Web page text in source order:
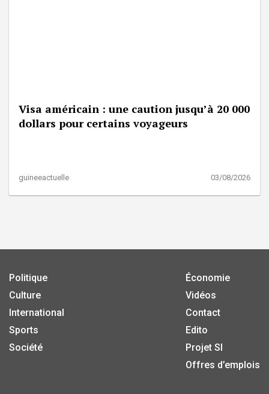
Visa américain : une caution jusqu’à 20 000
dollars pour certains voyageurs
guineeactuelle 03/08/2026
Politique
Culture
International
Sports
Société
Économie
Vidéos
Contact
Edito
Projet SI
Offres d’emplois